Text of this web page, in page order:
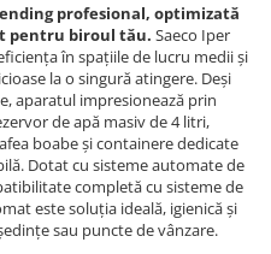
profesional, optimizată
pentru biroul tău. Saeco Iper
în spațiile de lucru medii și
la o singură atingere. Deși
aparatul impresionează prin
de apă masiv de 4 litri,
boabe și containere dedicate
Dotat cu sisteme automate de
completă cu sisteme de
este soluția ideală, igienică și
sau puncte de vânzare.